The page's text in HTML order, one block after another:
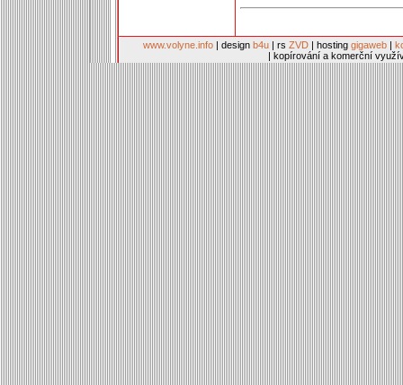
www.volyne.info | design b4u | rs ZVD | hosting gigaweb |
| kopírování a komerční